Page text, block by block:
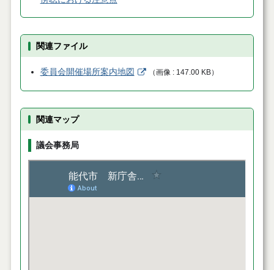
関連ファイル
委員会開催場所案内地図 （画像 147.00 KB）
関連マップ
議会事務局